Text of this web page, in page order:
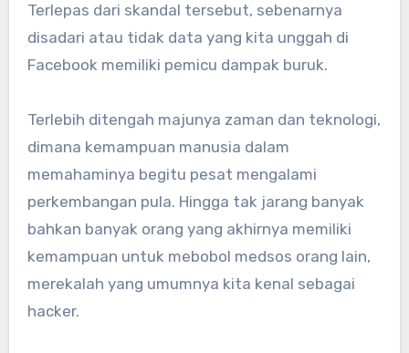
Terlepas dari skandal tersebut, sebenarnya
disadari atau tidak data yang kita unggah di
Facebook memiliki pemicu dampak buruk.
Terlebih ditengah majunya zaman dan teknologi,
dimana kemampuan manusia dalam
memahaminya begitu pesat mengalami
perkembangan pula. Hingga tak jarang banyak
bahkan banyak orang yang akhirnya memiliki
kemampuan untuk mebobol medsos orang lain,
merekalah yang umumnya kita kenal sebagai
hacker.